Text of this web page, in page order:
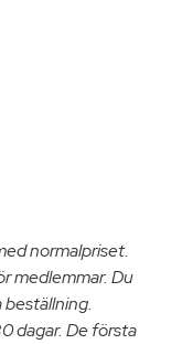
normalpriset.
medlemmar. Du
dagar. De första